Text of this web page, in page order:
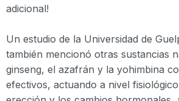
adicional!
Un estudio de la Universidad de
también mencionó otras sustancias
ginseng, el azafrán y la yohimbina
efectivos, actuando a nivel